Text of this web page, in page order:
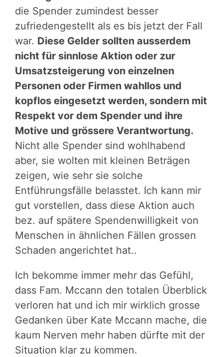
die Spender zumindest besser
zufriedengestellt als es bis jetzt der Fall
war. Diese Gelder sollten ausserdem
nicht für sinnlose Aktion oder zur
Umsatzsteigerung von einzelnen
Personen oder Firmen wahllos und
kopflos eingesetzt werden, sondern mit
Respekt vor dem Spender und ihre
Motive und grössere Verantwortung.
Nicht alle Spender sind wohlhabend
aber, sie wolten mit kleinen Beträgen
zeigen, wie sehr sie solche
Entführungsfälle belasstet. Ich kann mir
gut vorstellen, dass diese Aktion auch
bez. auf spätere Spendenwilligkeit von
Menschen in ähnlichen Fällen grossen
Schaden angerichtet hat..
Ich bekomme immer mehr das Gefühl,
dass Fam. Mccann den totalen Überblick
verloren hat und ich mir wirklich grosse
Gedanken über Kate Mccann mache, die
kaum Nerven mehr haben dürfte mit der
Situation klar zu kommen.